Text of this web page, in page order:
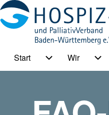
Suche Schließen
HPV BW
Start Wir